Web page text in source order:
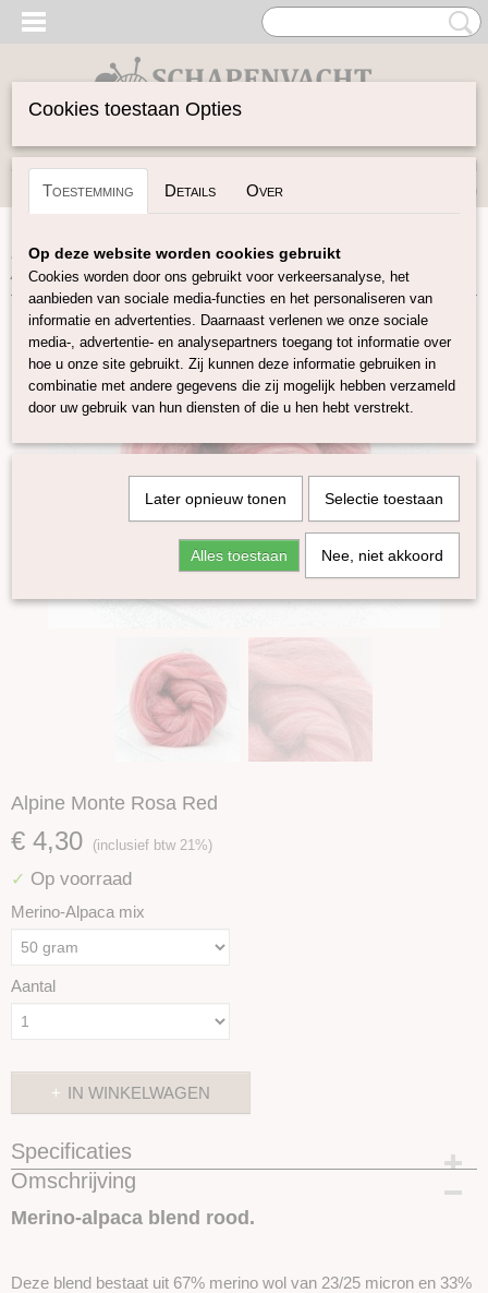
Inloggen Registreren
(0)
Home>Spinwol>Kleurenset>Alpine Merino/Alpaca mix
Alpine Monte Rosa Red
Alpine Monte Rosa Red
€ 4,30 (inclusief btw 21%)
✓ Op voorraad
Merino-Alpaca mix
Aantal
IN WINKELWAGEN
Specificaties
Productcode
Omschrijving
Merino-alpaca blend rood.
Deze blend bestaat uit 67% merino wol van 23/25 micron en 33%
Cookies toestaan Opties
Toestemming Details Over
Op deze website worden cookies gebruikt
Cookies worden door ons gebruikt voor verkeersanalyse, het
aanbieden van sociale media-functies en het personaliseren van
informatie en advertenties. Daarnaast verlenen we onze sociale
media-, advertentie- en analysepartners toegang tot informatie over
hoe u onze site gebruikt. Zij kunnen deze informatie gebruiken in
combinatie met andere gegevens die zij mogelijk hebben verzameld
door uw gebruik van hun diensten of die u hen hebt verstrekt.
Later opnieuw tonen Selectie toestaan
Alles toestaan Nee, niet akkoord